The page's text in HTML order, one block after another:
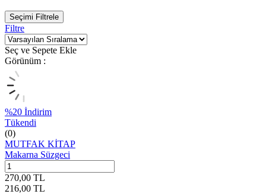
Seçimi Filtrele
Filtre
Seç ve Sepete Ekle
Görünüm :
%20 İndirim
Tükendi
(0)
MUTFAK KİTAP
Makarna Süzgeci
270,00 TL
216,00 TL